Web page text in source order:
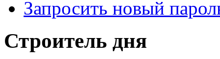
Запросить новый
Строитель дня